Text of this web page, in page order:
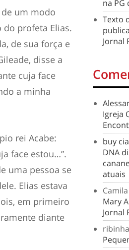
um modo
do profeta Elias.
de sua força e
disse a
cuja face
a minha
rei Acabe:
face estou…”.
uma pessoa se
Elias estava
em primeiro
diante
na PG
Texto
Jornal
Igreja
buy
DNA
atuais
Mary
Jornal
ribinha